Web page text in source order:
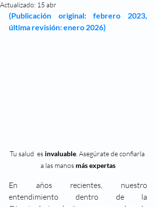
Actualizado: 15 abr
(Publicación original: febrero 2023,
última revisión: enero 2026)
Tu salud  es invaluable . Asegúrate de confiarla
a las manos más expertas
En años recientes, nuestro
entendimiento dentro de la